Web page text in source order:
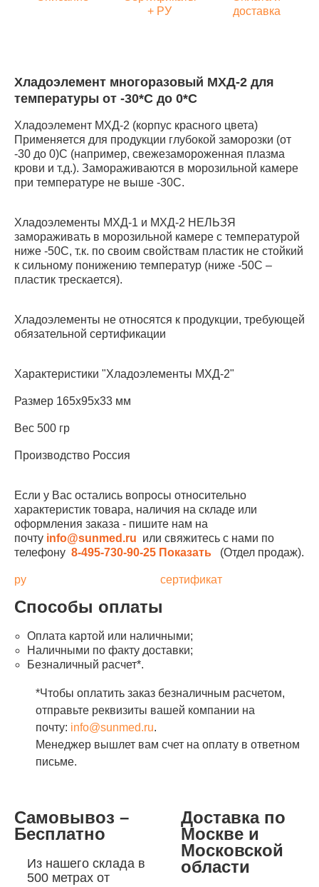
+ РУ
доставка
Хладоэлемент многоразовый МХД-2 для
температуры от -30*С до 0*С
Хладоэлемент МХД-2 (корпус красного цвета)
Применяется для продукции глубокой заморозки (от
-30 до 0)С (например, свежезамороженная плазма
крови и т.д.). Замораживаются в морозильной камере
при температуре не выше -30C.
Хладоэлементы МХД-1 и МХД-2 НЕЛЬЗЯ
замораживать в морозильной камере с температурой
ниже -50С, т.к. по своим свойствам пластик не стойкий
к сильному понижению температур (ниже -50С –
пластик трескается).
Хладоэлементы не относятся к продукции, требующей
обязательной сертификации
Характеристики "Хладоэлементы МХД-2"
Размер 165x95x33 мм
Вес 500 гр
Производство Россия
Если у Вас остались вопросы относительно
характеристик товара, наличия на складе или
оформления заказа - пишите нам на
почту info@sunmed.ru или свяжитесь с нами по
телефону 8-495-730-90-25 Показать (Отдел продаж).
ру сертификат
Способы оплаты
Оплата картой или наличными;
Наличными по факту доставки;
Безналичный расчет*.
*Чтобы оплатить заказ безналичным расчетом,
отправьте реквизиты вашей компании на
почту: info@sunmed.ru.
Менеджер вышлет вам счет на оплату в ответном
письме.
Самовывоз –
Бесплатно
Из нашего склада в
500 метрах от
Доставка по
Москве и
Московской
области